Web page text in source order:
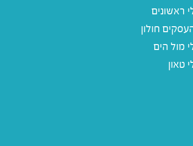
ראשונים
חולון
מול הים
טאון